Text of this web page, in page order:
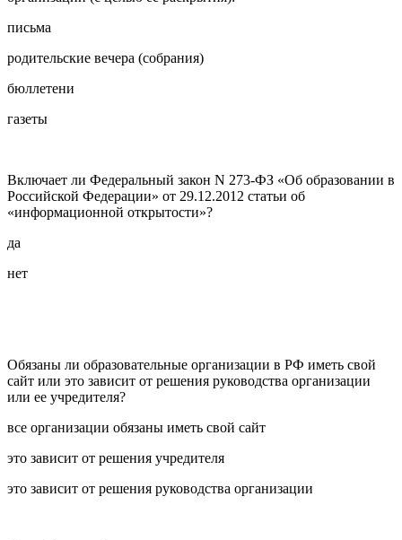
письма
родительские вечера (собрания)
бюллетени
газеты
Включает ли Федеральный закон N 273-ФЗ «Об образовании в
Российской Федерации» от 29.12.2012 статьи об
«информационной открытости»?
да
нет
Обязаны ли образовательные организации в РФ иметь свой
сайт или это зависит от решения руководства организации
или ее учредителя?
все организации обязаны иметь свой сайт
это зависит от решения учредителя
это зависит от решения руководства организации